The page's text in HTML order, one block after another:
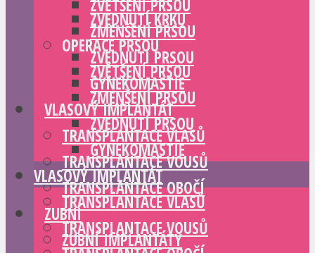
ZVĚTŠENÍ PRSOU
ZMENŠENÍ PRSOU
ZVEDNUTÍ PRSOU
GYNEKOMASTIE
VLASOVÝ IMPLANTÁT
TRANSPLANTACE VLASŮ
TRANSPLANTACE VOUSŮ
TRANSPLANTACE OBOČÍ
ZUBNÍ
ZUBNÍ IMPLANTÁTY
ZVEDNUTÍ KRKU
OPERACE PRSOU
ZVĚTŠENÍ PRSOU
ZMENŠENÍ PRSOU
ZVEDNUTÍ PRSOU
GYNEKOMASTIE
VLASOVÝ IMPLANTÁT
TRANSPLANTACE VLASŮ
TRANSPLANTACE VOUSŮ